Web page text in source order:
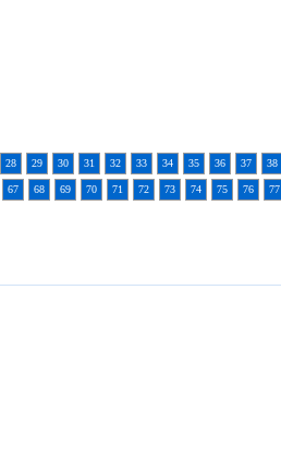
28 29 30 31 32 33 34 35 36 37 38
67 68 69 70 71 72 73 74 75 76 77